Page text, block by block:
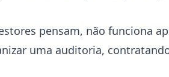
pensam, não funciona
uma auditoria,